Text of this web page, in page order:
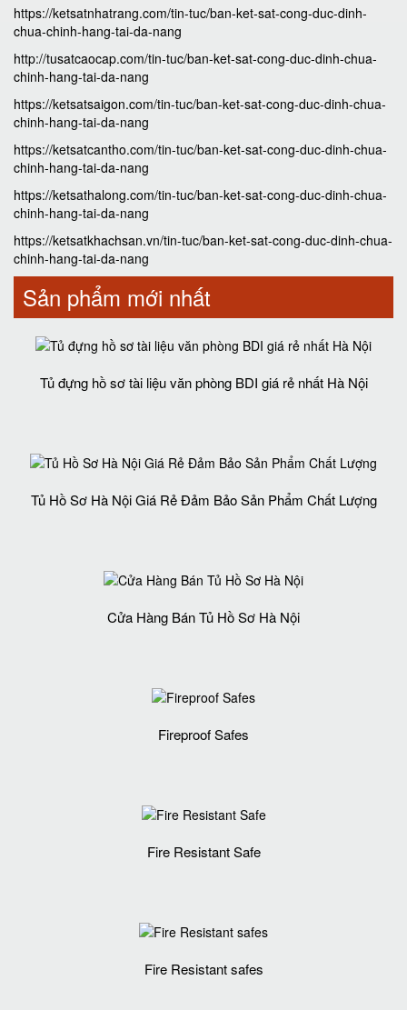
https://ketsatnhatrang.com/tin-tuc/ban-ket-sat-cong-duc-dinh-
chua-chinh-hang-tai-da-nang
http://tusatcaocap.com/tin-tuc/ban-ket-sat-cong-duc-dinh-chua-
chinh-hang-tai-da-nang
https://ketsatsaigon.com/tin-tuc/ban-ket-sat-cong-duc-dinh-chua-
chinh-hang-tai-da-nang
https://ketsatcantho.com/tin-tuc/ban-ket-sat-cong-duc-dinh-chua-
chinh-hang-tai-da-nang
https://ketsathalong.com/tin-tuc/ban-ket-sat-cong-duc-dinh-chua-
chinh-hang-tai-da-nang
https://ketsatkhachsan.vn/tin-tuc/ban-ket-sat-cong-duc-dinh-chua-
chinh-hang-tai-da-nang
Sản phẩm mới nhất
Tủ đựng hồ sơ tài liệu văn phòng BDI giá rẻ nhất Hà Nội
Tủ Hồ Sơ Hà Nội Giá Rẻ Đảm Bảo Sản Phẩm Chất Lượng‎
Cửa Hàng Bán Tủ Hồ Sơ Hà Nội
Fireproof Safes
Fire Resistant Safe
Fire Resistant safes